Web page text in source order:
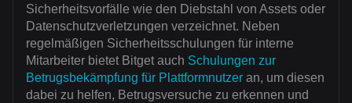
Sicherheitsvorfälle wie den Diebstahl von Assets oder
Datenschutzverletzungen verzeichnet. Neben
regelmäßigen Sicherheitsschulungen für interne
Mitarbeiter bietet Bitget auch Schulungen zur
Betrugsbekämpfung für Plattformnutzer an, um diesen
dabei zu helfen, Betrugsversuche zu erkennen und